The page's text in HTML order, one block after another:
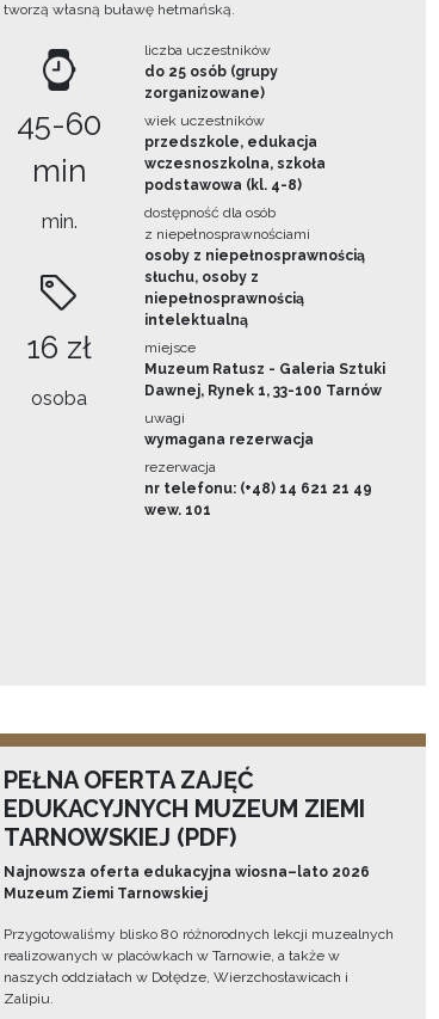
tworzą własną buławę hetmańską.
45-60
min
min.
16 zł
osoba
liczba uczestników
do 25 osób (grupy
zorganizowane)
wiek uczestników
przedszkole, edukacja
wczesnoszkolna, szkoła
podstawowa (kl. 4-8)
dostępność dla osób
z niepełnosprawnościami
osoby z niepełnosprawnością
słuchu, osoby z
niepełnosprawnością
intelektualną
miejsce
Muzeum Ratusz - Galeria Sztuki
Dawnej, Rynek 1, 33-100 Tarnów
uwagi
wymagana rezerwacja
rezerwacja
nr telefonu: (+48) 14 621 21 49
wew. 101
PEŁNA OFERTA ZAJĘĆ
EDUKACYJNYCH MUZEUM ZIEMI
TARNOWSKIEJ (PDF)
Najnowsza oferta edukacyjna wiosna–lato 2026
Muzeum Ziemi Tarnowskiej
Przygotowaliśmy blisko 80 różnorodnych lekcji muzealnych
realizowanych w placówkach w Tarnowie, a także w
naszych oddziałach w Dołędze, Wierzchosławicach i
Zalipiu.